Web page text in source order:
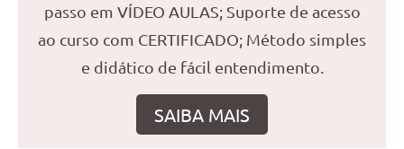
passo em VÍDEO AULAS; Suporte de acesso
ao curso com CERTIFICADO; Método simples
e didático de fácil entendimento.
SAIBA MAIS